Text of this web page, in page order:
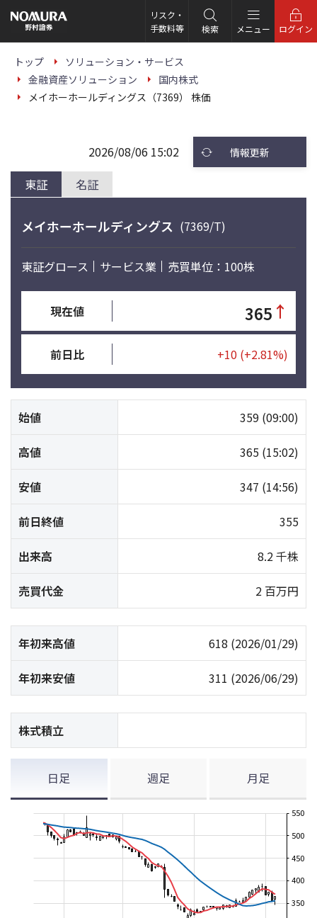
の
ー
リスク・
手数料等
検索 メニュー ログイン
トップ
ソリューション・サービス
金融資産ソリューション
国内株式
メイホーホールディングス（7369） 株価
東証 名証
2026/08/06 15:02 情報更新
メイホーホールディングス (7369/T)
東証グロース サービス業 売買単位：100株
現在値 365 ↑
前日比 +10 (+2.81%)
始値 359 (09:00)
高値 365 (15:02)
安値 347 (14:56)
前日終値 355
出来高 8.2 千株
売買代金 2 百万円
年初来高値 618 (2026/01/29)
年初来安値 311 (2026/06/29)
株式積立
日足 週足 月足
350
400
450
500
550